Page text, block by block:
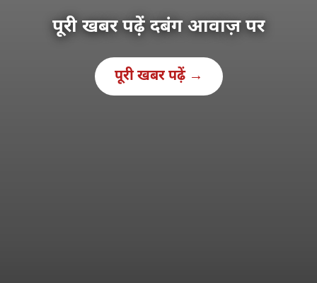
पूरी खबर पढ़ें दबंग आवाज़ पर
पूरी खबर पढ़ें →